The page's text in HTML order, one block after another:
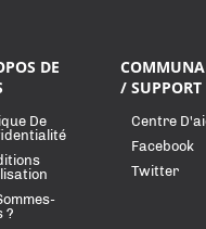
DE
De
?
/ SUPPORT
Centre
Facebook
Twitter